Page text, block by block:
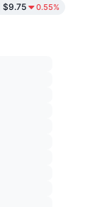
$9.75 0.55%